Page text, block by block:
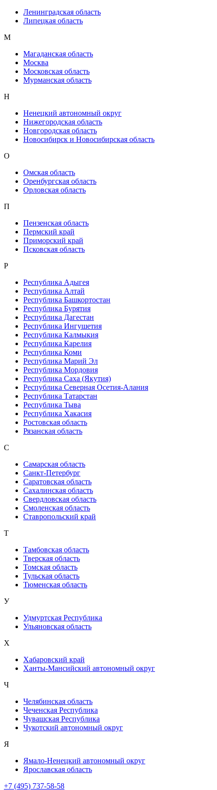
Ленинградская область
Липецкая область
М
Магаданская область
Москва
Московская область
Мурманская область
Н
Ненецкий автономный округ
Нижегородская область
Новгородская область
Новосибирск и Новосибирская область
О
Омская область
Оренбургская область
Орловская область
П
Пензенская область
Пермский край
Приморский край
Псковская область
Р
Республика Адыгея
Республика Алтай
Республика Башкортостан
Республика Бурятия
Республика Дагестан
Республика Ингушетия
Республика Калмыкия
Республика Карелия
Республика Коми
Республика Марий Эл
Республика Мордовия
Республика Саха (Якутия)
Республика Северная Осетия-Алания
Республика Татарстан
Республика Тыва
Республика Хакасия
Ростовская область
Рязанская область
С
Самарская область
Санкт-Петербург
Саратовская область
Сахалинская область
Свердловская область
Смоленская область
Ставропольский край
Т
Тамбовская область
Тверская область
Томская область
Тульская область
Тюменская область
У
Удмуртская Республика
Ульяновская область
Х
Хабаровский край
Ханты-Мансийский автономный округ
Ч
Челябинская область
Чеченская Республика
Чувашская Республика
Чукотский автономный округ
Я
Ямало-Ненецкий автономный округ
Ярославская область
+7 (495) 737-58-58